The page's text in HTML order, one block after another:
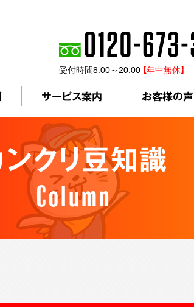
受付時間8:00～20:00 【年中無休】
サービス案内 お客様の声
クリ豆知識
Column